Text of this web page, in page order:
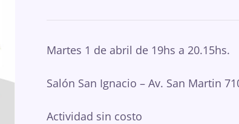
Martes 1 de abril de 19hs a 20.15hs.
Salón San Ignacio – Av. San Martin
Actividad sin costo